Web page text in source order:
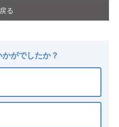
戻る
がでしたか？